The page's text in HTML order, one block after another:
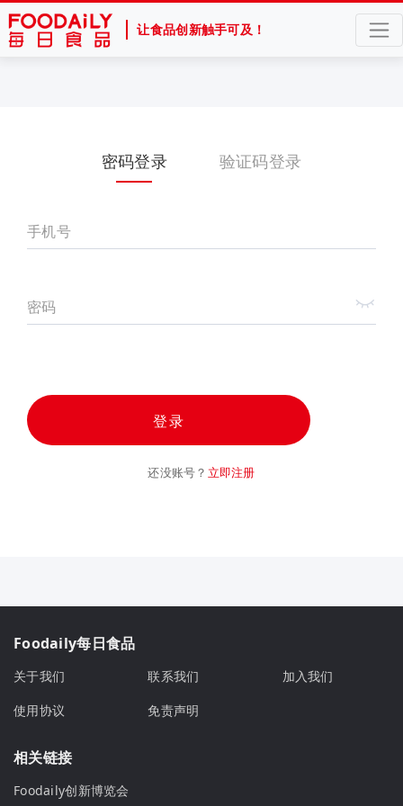
让食品创新触手可及！
密码登录 验证码登录
手机号
密码
登录
还没账号？ 立即注册
Foodaily每日食品
关于我们 联系我们
加入我们
使用协议
免责声明
相关链接
Foodaily创新博览会